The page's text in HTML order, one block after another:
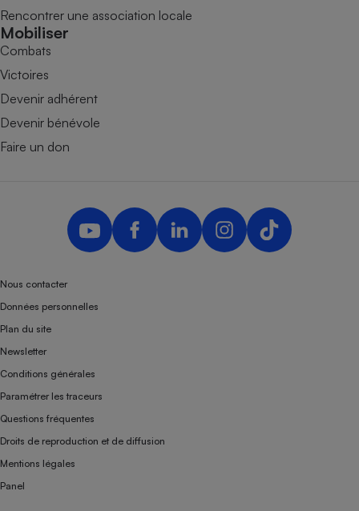
Rencontrer une association locale
Mobiliser
Combats
Victoires
Devenir adhérent
Devenir bénévole
Faire un don
Nous contacter
Données personnelles
Plan du site
Newsletter
Conditions générales
Paramétrer les traceurs
Questions fréquentes
Droits de reproduction et de diffusion
Mentions légales
Panel